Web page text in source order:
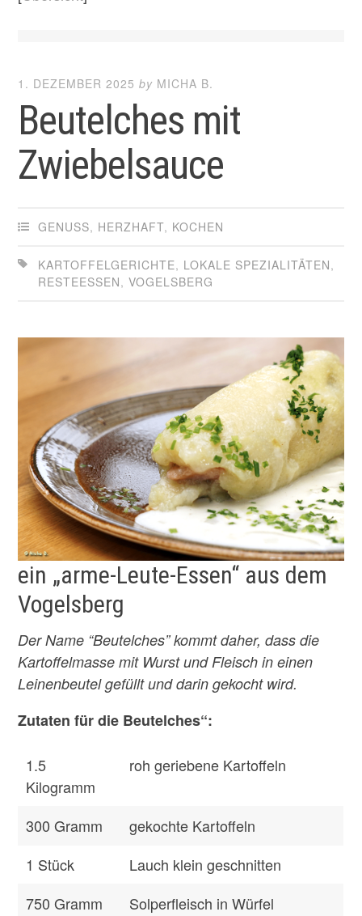
1. DEZEMBER 2025 by MICHA B.
Beutelches mit
Zwiebelsauce
GENUSS, HERZHAFT, KOCHEN
KARTOFFELGERICHTE, LOKALE SPEZIALITÄTEN,
RESTEESSEN,VOGELSBERG
ein „arme-Leute-Essen“ aus dem
Vogelsberg
Der Name “Beutelches” kommt daher, dass die
Kartoffelmasse mit Wurst und Fleisch in einen
Leinenbeutel gefüllt und darin gekocht wird.
Zutaten für die Beutelches“:
1.5
Kilogramm
roh geriebene Kartoffeln
300Gramm
gekochte Kartoffeln
1 Stück
Lauch klein geschnitten
750Gramm
Solperfleisch in Würfel